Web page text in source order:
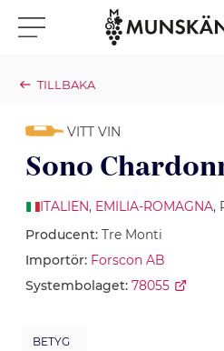
Klicka för meny
TILLBAKA
VITT VIN
Sono
ITALIEN, EMILIA-ROMAGNA,
Producent: Tre Monti
Importör: Forscon AB
Systembolaget: 78055
BETYG